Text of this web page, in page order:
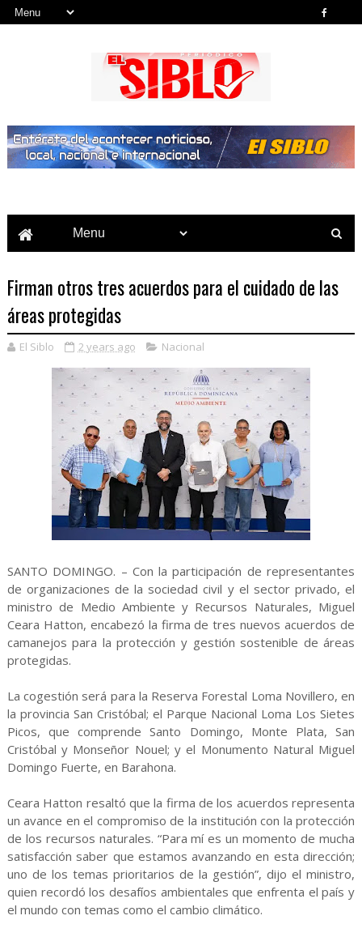
Firman otros tres acuerdos para el cuidado de las
áreas protegidas
El Siblo 2 years ago Nacional
SANTO DOMINGO. – Con la participación de representantes
de organizaciones de la sociedad civil y el sector privado, el
ministro de Medio Ambiente y Recursos Naturales, Miguel
Ceara Hatton, encabezó la firma de tres nuevos acuerdos de
camanejos para la protección y gestión sostenible de áreas
protegidas.
La cogestión será para la Reserva Forestal Loma Novillero, en
la provincia San Cristóbal; el Parque Nacional Loma Los Sietes
Picos, que comprende Santo Domingo, Monte Plata, San
Cristóbal y Monseñor Nouel; y el Monumento Natural Miguel
Domingo Fuerte, en Barahona.
Ceara Hatton resaltó que la firma de los acuerdos representa
un avance en el compromiso de la institución con la protección
de los recursos naturales. “Para mí es un momento de mucha
satisfacción saber que estamos avanzando en esta dirección;
uno de los temas prioritarios de la gestión”, dijo el ministro,
quien recordó los desafíos ambientales que enfrenta el país y
el mundo con temas como el cambio climático.